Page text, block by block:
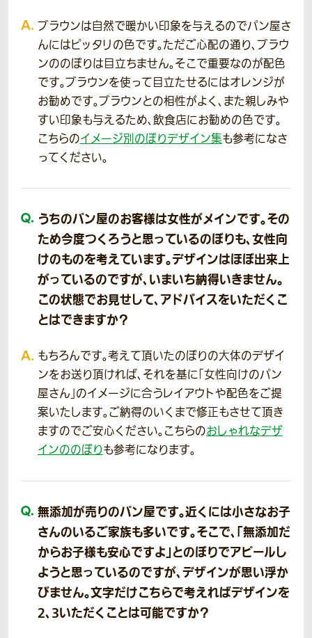
ブラウンは自然で暖かい印象を与えるのでパン屋さ
んにはピッタリの色です。ただご心配の通り、ブラウ
ンののぼりは目立ちません。そこで重要なのが配色
です。ブラウンを使って目立たせるにはオレンジが
お勧めです。ブラウンとの相性がよく、また親しみや
すい印象も与えるため、飲食店にお勧めの色です。
こちらのイメージ別のぼりデザイン集も参考になさ
ってください。
うちのパン屋のお客様は女性がメインです。その
ため今度つくろうと思っているのぼりも、女性向
けのものを考えています。デザインはほぼ出来上
がっているのですが、いまいち納得いきません。
この状態でお見せして、アドバイスをいただくこ
とはできますか？
もちろんです。考えて頂いたのぼりの大体のデザイ
ンをお送り頂ければ、それを基に「女性向けのパン
屋さん」のイメージに合うレイアウトや配色をご提
案いたします。ご納得のいくまで修正もさせて頂き
ますのでご安心ください。こちらのおしゃれなデザ
インののぼりも参考になります。
無添加が売りのパン屋です。近くには小さなお子
さんのいるご家族も多いです。そこで、「無添加だ
からお子様も安心ですよ」とのぼりでアピールし
ようと思っているのですが、デザインが思い浮か
びません。文字だけこちらで考えればデザインを
2、3いただくことは可能ですか？